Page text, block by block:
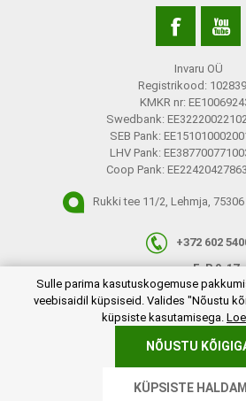
Invaru OÜ
Registrikood:
KMKR nr:
Swedbank:
SEB Pank:
LHV Pank:
Coop Pank:
Rukki tee 11/2, Lehmja,
+372 602
E-R 9-17
Powered by
Sulle parima kasutuskogemuse
veebisaidil küpsiseid. Valides "Nõustu
küpsiste kasutamisega.
NÕUSTU
KÜPSISTE